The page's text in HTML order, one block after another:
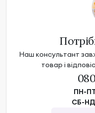
Наш консультант
товар і
ПН-
СБ-